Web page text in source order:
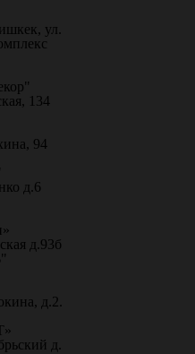
ул.
134
94
д.6
д.93б
д.2.
д.